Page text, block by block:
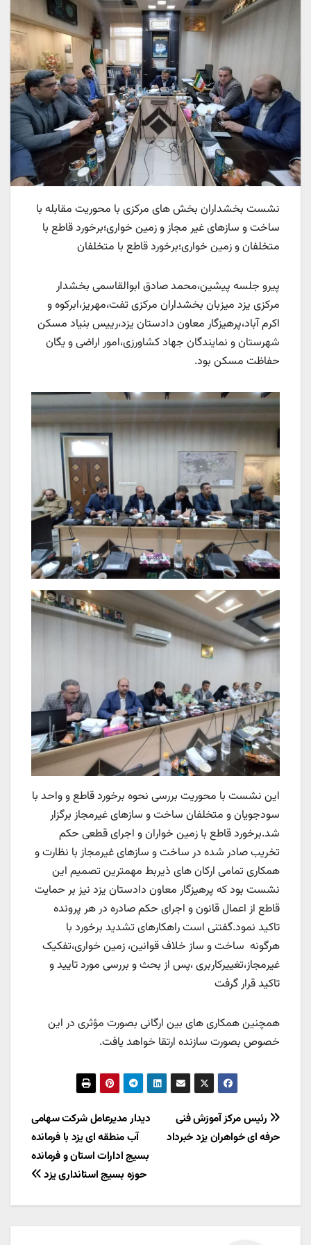
نشست بخشداران بخش های مرکزی با محوریت مقابله با
ساخت و سازهای غیر مجاز و زمین خواری؛برخورد قاطع با
متخلفان و زمین خواری؛برخورد قاطع با متخلفان
پیرو جلسه پیشین،محمد صادق ابوالقاسمی بخشدار
مرکزی یزد میزبان بخشداران مرکزی تفت،مهریز،ابرکوه و
اکرم آباد،پرهیزگار معاون دادستان یزد،رییس بنیاد مسکن
شهرستان و نمایندگان جهاد کشاورزی،امور اراضی و یگان
حفاظت مسکن بود.
این نشست با محوریت بررسی نحوه برخورد قاطع و واحد با
سودجویان و متخلفان ساخت و سازهای غیرمجاز برگزار
شد.برخورد قاطع با زمین خواران و اجرای قطعی حکم
تخریب صادر شده در ساخت و سازهای غیرمجاز با نظارت و
همکاری تمامی ارکان های ذیربط مهمترین تصمیم این
نشست بود که پرهیزگار معاون دادستان یزد نیز بر حمایت
قاطع از اعمال قانون و اجرای حکم صادره در هر پرونده
تاکید نمود.گفتنی است راهکارهای تشدید برخورد با
هرگونه ساخت و ساز خلاف قوانین، زمین خواری،تفکیک
غیرمجاز،تغییرکاربری ،پس از بحث و بررسی مورد تایید و
تاکید قرار گرفت
همچنین همکاری های بین ارگانی بصورت مؤثری در این
خصوص بصورت سازنده ارتقا خواهد یافت.
راهبری
نوشته
دیدار مدیرعامل شرکت سهامی
آب منطقه ای یزد با فرمانده
بسیج ادارات استان و فرمانده
حوزه بسیج استانداری یزد
رئیس مرکز آموزش فنی
حرفه ای خواهران یزد خبرداد